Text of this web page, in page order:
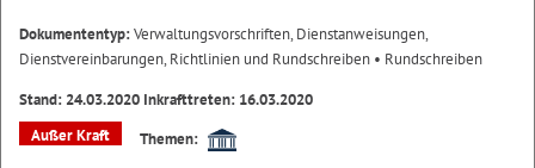
Dokumententyp:Verwaltungsvorschriften, Dienstanweisungen,
Dienstvereinbarungen, Richtlinien und Rundschreiben • Rundschreiben
Stand: 24.03.2020 Inkrafttreten: 16.03.2020
Außer Kraft
Themen: